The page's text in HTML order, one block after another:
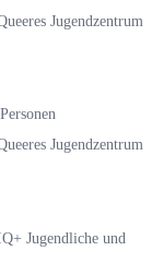
Jugendzentrum
Jugendzentrum
Jugendliche und